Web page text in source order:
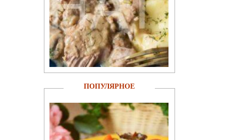
ПОПУЛЯРНОЕ